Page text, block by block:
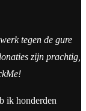
tegen de gure
zijn prachtig,
!
ik honderden